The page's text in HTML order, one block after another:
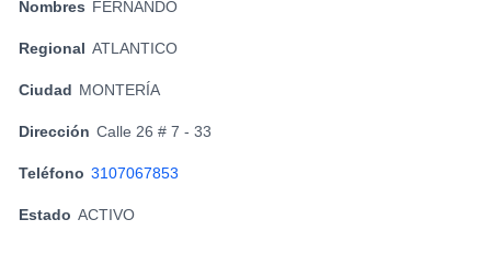
Nombres FERNANDO
Regional ATLANTICO
Ciudad MONTERÍA
Dirección Calle 26 # 7 - 33
Teléfono 3107067853
Estado ACTIVO